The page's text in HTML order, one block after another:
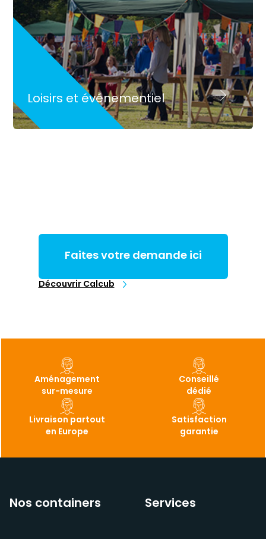
Loisirs et événementiel
Faites votre demande ici
Découvrir Calcub
Aménagement
sur-mesure
Conseillé
dédié
Livraison partout
en Europe
Satisfaction
garantie
Nos containers Services